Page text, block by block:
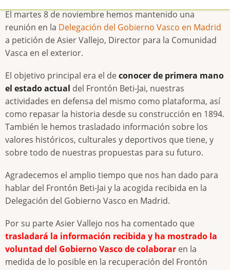
El martes 8 de noviembre hemos mantenido una
reunión en la Delegación del Gobierno Vasco en Madrid
a petición de Asier Vallejo, Director para la Comunidad
Vasca en el exterior.
El objetivo principal era el deconocer de primera mano
el estado actual del Frontón Beti-Jai, nuestras
actividades en defensa del mismo como plataforma, así
como repasar la historia desde su construcción en 1894.
También le hemos trasladado información sobre los
valores históricos, culturales y deportivos que tiene, y
sobre todo de nuestras propuestas para su futuro.
Agradecemos el amplio tiempo que nos han dado para
hablar del Frontón Beti-Jai y la acogida recibida en la
Delegación del Gobierno Vasco en Madrid.
Por su parte Asier Vallejo nos ha comentado que
trasladará la información recibida y ha mostrado la
voluntad del Gobierno Vasco de colaborar en la
medida de lo posible en la recuperación del Frontón